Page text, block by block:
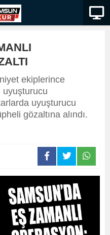
ekiplerince
uyuşturucu
uyuşturucu
gözaltına alındı.